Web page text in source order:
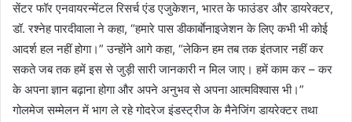
सेंटर फॉर एनवायरन्मेंटल रिसर्च एंड एजुकेशन, भारत के फाउंडर और डायरेक्टर,
डॉ. रश्नेह पारदीवाला ने कहा, “हमारे पास डीकार्बाेनाइजेशन के लिए कभी भी कोई
आदर्श हल नहीं होगा।” उन्होंने आगे कहा, “लेकिन हम तब तक इंतजार नहीं कर
सकते जब तक हमें इस से जुड़ी सारी जानकारी न मिल जाए। हमें काम कर – कर
के अपना ज्ञान बढ़ाना होगा और अपने अनुभव से अपना आत्मविश्वास भी।”
गोलमेज सम्मेलन में भाग ले रहे गोदरेज इंडस्ट्रीज के मैनेजिंग डायरेक्टर तथा